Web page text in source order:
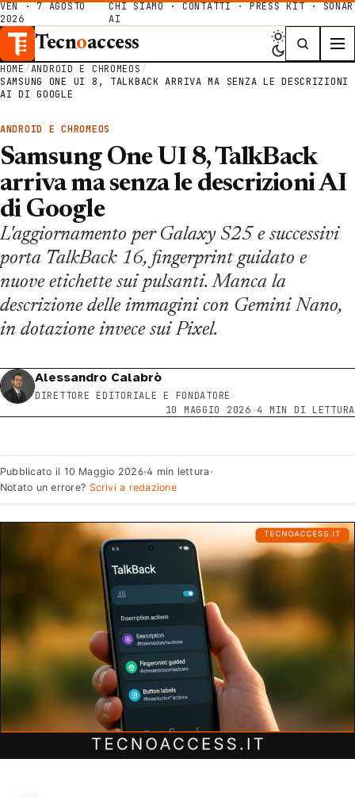
VEN · 7 AGOSTO
2026
CHI SIAMO ·CONTATTI ·PRESS KIT ·SONAR
AI
Tecnoaccess
HOME/ANDROID E CHROMEOS/
SAMSUNG ONE UI 8, TALKBACK ARRIVA MA SENZA LE DESCRIZIONI
AI DI GOOGLE
ANDROID E CHROMEOS
Samsung One UI 8, TalkBack
arriva ma senza le descrizioni AI
di Google
L'aggiornamento per Galaxy S25 e successivi
porta TalkBack 16, fingerprint guidato e
nuove etichette sui pulsanti. Manca la
descrizione delle immagini con Gemini Nano,
in dotazione invece sui Pixel.
Alessandro Calabrò
DIRETTORE EDITORIALE E FONDATORE
10 MAGGIO 2026 ·4 MIN DI LETTURA
Pubblicato il 10 Maggio 2026·4 min lettura ·
Notato un errore? Scrivi a redazione